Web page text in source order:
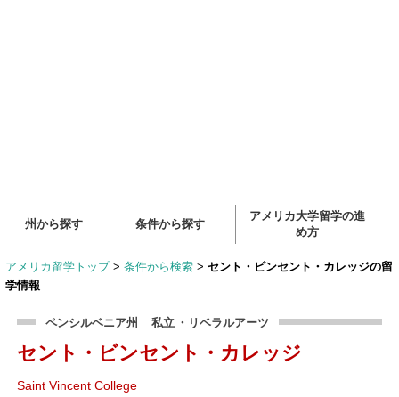
州から探す 条件から探す
アメリカ大学留学の進
め方
アメリカ留学トップ > 条件から検索 > セント・ビンセント・カレッジの留
学情報
ペンシルベニア州 私立 ・リベラルアーツ
セント・ビンセント・カレッジ
Saint Vincent College